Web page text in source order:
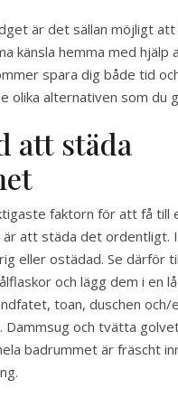
är det sällan möjligt att
känsla hemma med hjälp
spara dig både tid
olika alternativen som du
att städa
faktorn för att få till
är att städa det ordentligt.
eller ostädad. Se därför
och lägg dem i en
toan, duschen och/
och tvätta
badrummet är fräscht